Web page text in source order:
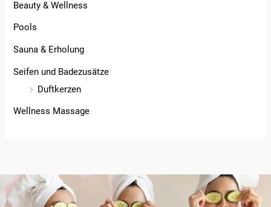
Beauty & Wellness
Pools
Sauna & Erholung
Seifen und Badezusätze
Duftkerzen
Wellness Massage